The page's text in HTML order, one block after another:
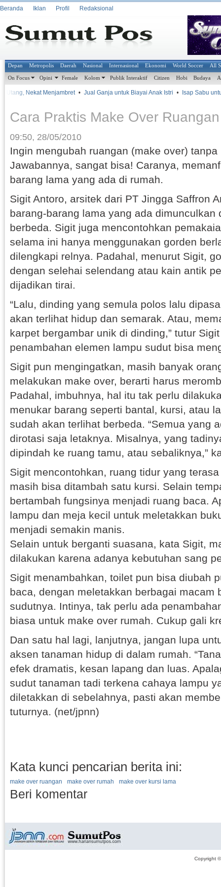
Beranda Iklan Profil Redaksional
Depan Metropolis Daerah Nasional Internasional Ekonomi World Soccer All
On Focus Opini Female Kolom Publik Interaktif Citizen Hobi Budaya
Utang, Nekat Menjambret • Jual Ganja untuk Biayai Anak Istri Isap Sabu
Cara Praktis Make Over Ruangan
09:50, 28/05/2010
Ingin mengubah ruangan (make over)
Jawabannya, sangat bisa! Caranya,
barang lama yang ada di rumah.
Sigit Antoro, arsitek dari PT Jingga Saffron
barang-barang lama yang ada dimunculkan
berbeda. Sigit juga mencontohkan
selama ini hanya menggunakan gorden
dilengkapi relnya. Padahal, menurut Sigit,
dengan selehai selendang atau kain antik
dijadikan tirai.
“Lalu, dinding yang semula polos lalu
akan terlihat hidup dan semarak. Atau,
karpet bergambar unik di dinding,” tutur
penambahan elemen lampu sudut bisa
Sigit pun mengingatkan, masih banyak
melakukan make over, berarti harus
Padahal, imbuhnya, hal itu tak perlu
menukar barang seperti bantal, kursi, atau
sudah akan terlihat berbeda. “Semua yang
dirotasi saja letaknya. Misalnya, yang
dipindah ke ruang tamu, atau sebaliknya,”
Sigit mencontohkan, ruang tidur yang
masih bisa ditambah satu kursi. Selain
bertambah fungsinya menjadi ruang baca.
lampu dan meja kecil untuk meletakkan
menjadi semakin manis.
Selain untuk berganti suasana, kata Sigit,
dilakukan karena adanya kebutuhan sang
Sigit menambahkan, toilet pun bisa diubah
baca, dengan meletakkan berbagai macam
sudutnya. Intinya, tak perlu ada
biasa untuk make over rumah. Cukup gali
Dan satu hal lagi, lanjutnya, jangan lupa
aksen tanaman hidup di dalam rumah.
efek dramatis, kesan lapang dan luas.
sudut tanaman tadi terkena cahaya lampu
diletakkan di sebelahnya, pasti akan
tuturnya. (net/jpnn)
Kata kunci pencarian berita ini:
make over ruangan make over rumah make over kursi lama
Beri komentar
Copyright